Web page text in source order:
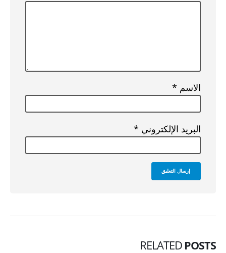
الاسم *
البريد الإلكتروني *
RELATED POSTS